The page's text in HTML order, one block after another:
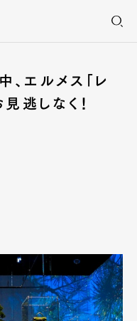
エルメス「レ
逃しなく！